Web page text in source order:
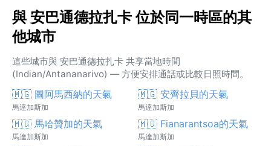
與 安巴通德拉扎卡 位於同一時區的其
他城市
這些城市與 安巴通德拉扎卡 共享當地時間
(Indian/Antananarivo) — 方便安排通話或比較日照時間。
🇲🇬 圖阿馬西納的天氣
馬達加斯加
🇲🇬 安齊拉貝的天氣
馬達加斯加
🇲🇬 馬哈贊加的天氣
馬達加斯加
🇲🇬 Fianarantsoa的天氣
馬達加斯加